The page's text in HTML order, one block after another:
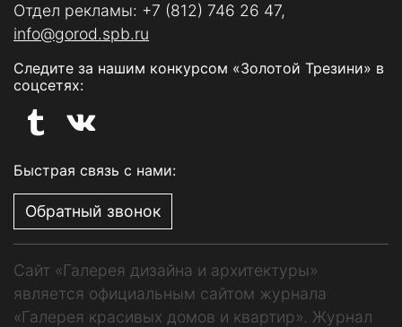
Отдел рекламы: +7 (812) 746 26 47,
info@gorod.spb.ru
Следите за нашим конкурсом «Золотой Трезини» в
соцсетях:
Быстрая связь с нами:
Обратный звонок
Сайт «Галерея дизайна и архитектуры»
является официальным сайтом журнала
«Галерея красивых домов и квартир». Журнал